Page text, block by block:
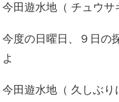
今田遊水地（ チュウサ
今度の日曜日、９日の
よ
今田遊水地（ 久しぶり